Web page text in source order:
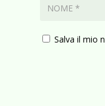
Salva il mio